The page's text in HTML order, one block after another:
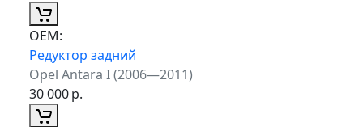
ОЕМ:
Редуктор задний
Opel Antara I (2006—2011)
30 000р.